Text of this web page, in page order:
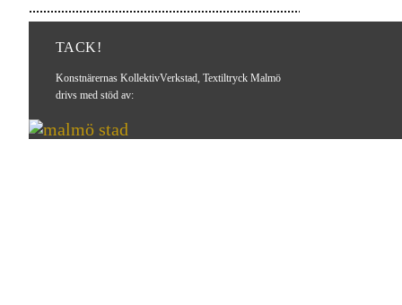
TACK!
Konstnärernas KollektivVerkstad, Textiltryck Malmö
drivs med stöd av: